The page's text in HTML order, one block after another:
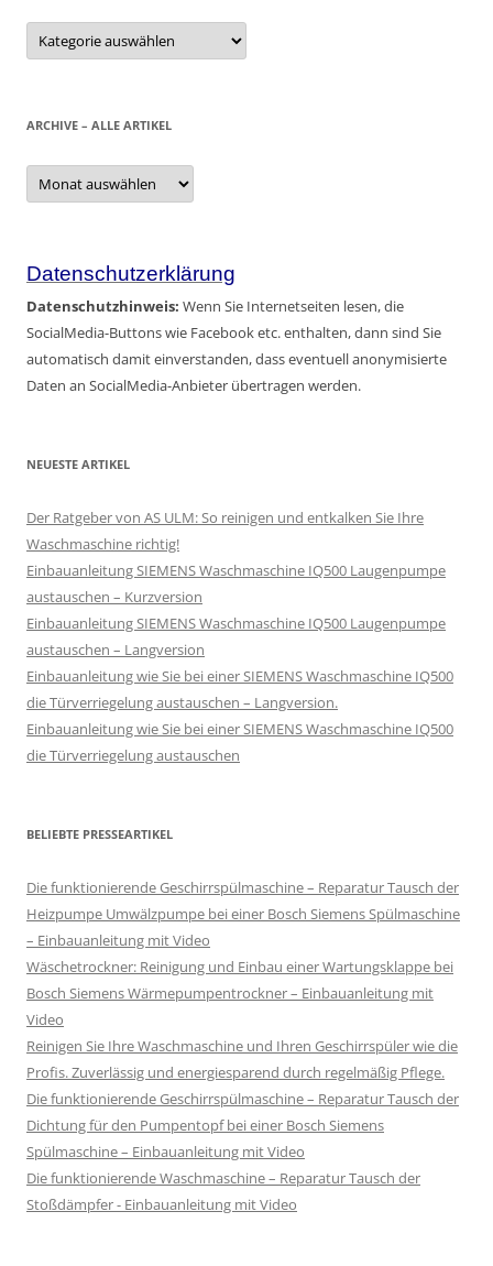
Kategorien
ARCHIVE – ALLE ARTIKEL
Archive
alle
Datenschutzerklärung
Datenschutzhinweis: Wenn Sie Internetseiten lesen, die
SocialMedia-Buttons wie Facebook etc. enthalten, dann sind Sie
automatisch damit einverstanden, dass eventuell anonymisierte
Daten an SocialMedia-Anbieter übertragen werden.
NEUESTE ARTIKEL
Der Ratgeber von AS ULM: So reinigen und entkalken Sie Ihre
Waschmaschine richtig!
Einbauanleitung SIEMENS Waschmaschine IQ500 Laugenpumpe
austauschen – Kurzversion
Einbauanleitung SIEMENS Waschmaschine IQ500 Laugenpumpe
austauschen – Langversion
Einbauanleitung wie Sie bei einer SIEMENS Waschmaschine IQ500
die Türverriegelung austauschen – Langversion.
Einbauanleitung wie Sie bei einer SIEMENS Waschmaschine IQ500
die Türverriegelung austauschen
BELIEBTE PRESSEARTIKEL
Die funktionierende Geschirrspülmaschine – Reparatur Tausch der
Heizpumpe Umwälzpumpe bei einer Bosch Siemens Spülmaschine
– Einbauanleitung mit Video
Wäschetrockner: Reinigung und Einbau einer Wartungsklappe bei
Bosch Siemens Wärmepumpentrockner – Einbauanleitung mit
Video
Reinigen Sie Ihre Waschmaschine und Ihren Geschirrspüler wie die
Profis. Zuverlässig und energiesparend durch regelmäßig Pflege.
Die funktionierende Geschirrspülmaschine – Reparatur Tausch der
Dichtung für den Pumpentopf bei einer Bosch Siemens
Spülmaschine – Einbauanleitung mit Video
Die funktionierende Waschmaschine – Reparatur Tausch der
Stoßdämpfer - Einbauanleitung mit Video